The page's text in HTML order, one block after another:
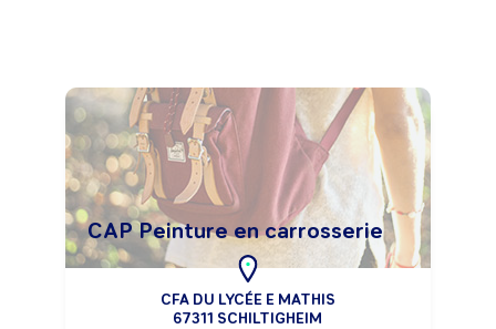
CAP Peinture en carrosserie
CFA DU LYCÉE E MATHIS
67311 SCHILTIGHEIM